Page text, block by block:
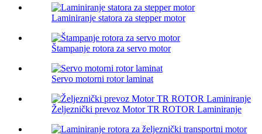
Laminiranje statora za stepper motor
Štampanje rotora za servo motor
Servo motorni rotor laminat
Željeznički prevoz Motor TR ROTOR Laminiranje